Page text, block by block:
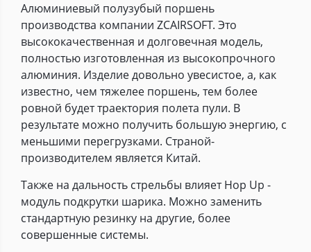
Алюминиевый полузубый поршень
производства компании ZCAIRSOFT. Это
высококачественная и долговечная модель,
полностью изготовленная из высокопрочного
алюминия. Изделие довольно увесистое, а, как
известно, чем тяжелее поршень, тем более
ровной будет траектория полета пули. В
результате можно получить большую энергию, с
меньшими перегрузками. Страной-
производителем является Китай.
Также на дальность стрельбы влияет Hop Up -
модуль подкрутки шарика. Можно заменить
стандартную резинку на другие, более
совершенные системы.